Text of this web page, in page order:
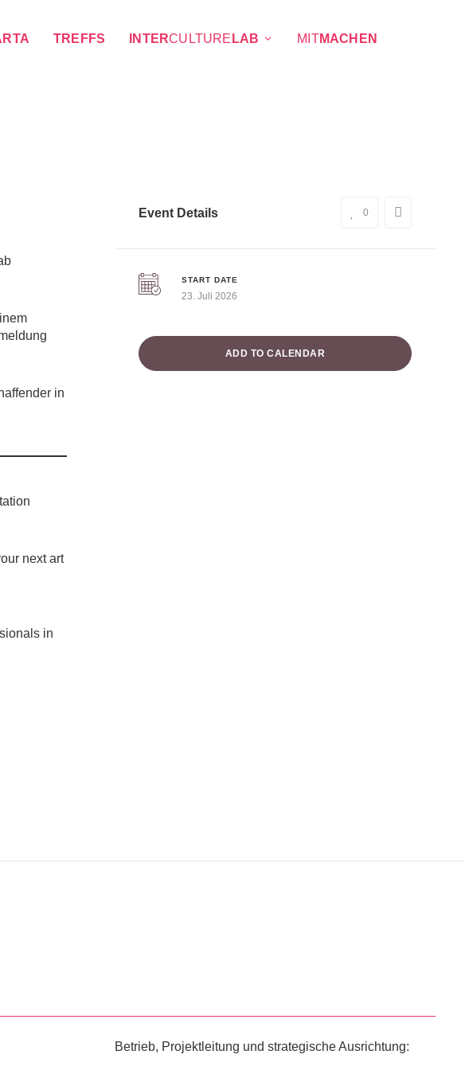
TREFFS INTERCULTURE LAB MITMACHEN
in
next art
in
Event Details 0
START DATE
23. Juli 2026
ADD TO CALENDAR
Betrieb, Projektleitung und strategische Ausrichtung: